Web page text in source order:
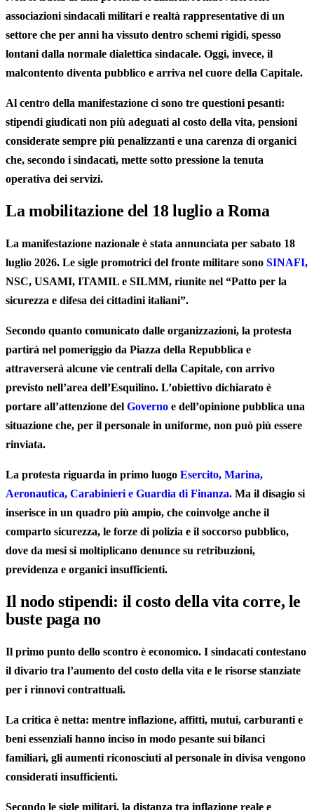
associazioni sindacali militari e realtà rappresentative di un
settore che per anni ha vissuto dentro schemi rigidi, spesso
lontani dalla normale dialettica sindacale. Oggi, invece, il
malcontento diventa pubblico e arriva nel cuore della Capitale.
Al centro della manifestazione ci sono tre questioni pesanti:
stipendi giudicati non più adeguati al costo della vita, pensioni
considerate sempre più penalizzanti e una carenza di organici
che, secondo i sindacati, mette sotto pressione la tenuta
operativa dei servizi.
La mobilitazione del 18 luglio a Roma
La manifestazione nazionale è stata annunciata per sabato 18
luglio 2026. Le sigle promotrici del fronte militare sono SINAFI,
NSC, USAMI, ITAMIL e SILMM, riunite nel “Patto per la
sicurezza e difesa dei cittadini italiani”.
Secondo quanto comunicato dalle organizzazioni, la protesta
partirà nel pomeriggio da Piazza della Repubblica e
attraverserà alcune vie centrali della Capitale, con arrivo
previsto nell’area dell’Esquilino. L’obiettivo dichiarato è
portare all’attenzione del Governo e dell’opinione pubblica una
situazione che, per il personale in uniforme, non può più essere
rinviata.
La protesta riguarda in primo luogo Esercito, Marina,
Aeronautica, Carabinieri e Guardia di Finanza. Ma il disagio si
inserisce in un quadro più ampio, che coinvolge anche il
comparto sicurezza, le forze di polizia e il soccorso pubblico,
dove da mesi si moltiplicano denunce su retribuzioni,
previdenza e organici insufficienti.
Il nodo stipendi: il costo della vita corre, le
buste paga no
Il primo punto dello scontro è economico. I sindacati contestano
il divario tra l’aumento del costo della vita e le risorse stanziate
per i rinnovi contrattuali.
La critica è netta: mentre inflazione, affitti, mutui, carburanti e
beni essenziali hanno inciso in modo pesante sui bilanci
familiari, gli aumenti riconosciuti al personale in divisa vengono
considerati insufficienti.
Secondo le sigle militari, la distanza tra inflazione reale e